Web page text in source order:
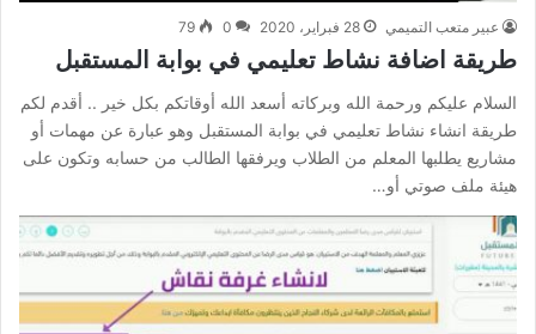
عبير متعب التميمي 28 فبراير، 2020 0
79
طريقة اضافة نشاط تعليمي في بوابة المستقبل
السلام عليكم ورحمة الله وبركاته أسعد الله أوقاتكم بكل خير .. أقدم لكم
طريقة انشاء نشاط تعليمي في بوابة المستقبل وهو عبارة عن مهمات أو
مشاريع يطلبها المعلم من الطلاب ويرفقها الطالب من حسابه وتكون على
هيئة ملف صوتي أو…